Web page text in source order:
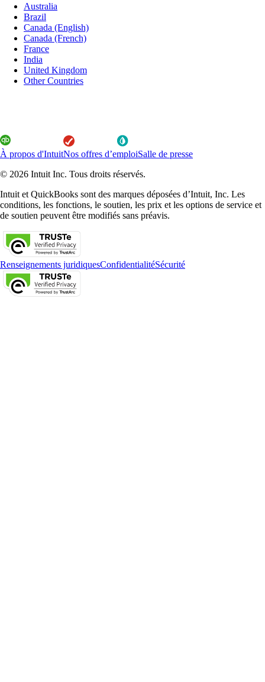
Australia
Brazil
Canada (English)
Canada (French)
France
India
United Kingdom
Other Countries
À propos d'IntuitNos offres d’emploiSalle de presse
© 2026 Intuit Inc. Tous droits réservés.
Intuit et QuickBooks sont des marques déposées d’Intuit, Inc. Les
conditions, les fonctions, le soutien, les prix et les options de service et
de soutien peuvent être modifiés sans préavis.
Renseignements juridiquesConfidentialitéSécurité